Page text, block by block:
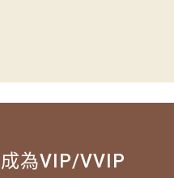
成為VIP/VVIP